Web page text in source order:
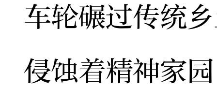
车轮碾过传统
侵蚀着精神家